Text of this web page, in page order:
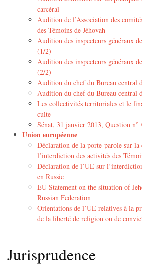
carcéral
Audition de l’Association des
des Témoins de Jéhovah
Audition des inspecteurs généraux
(1/2)
Audition des inspecteurs généraux
(2/2)
Audition du chef du Bureau central
Audition du chef du Bureau central
Les collectivités territoriales et le
culte
Sénat, 31 janvier 2013, Question n°
Union européenne
Déclaration de la porte-parole sur
l’interdiction des activités des
Déclaration de l’UE sur
en Russie
EU Statement on the situation of
Russian Federation
Orientations de l’UE relatives à la
de la liberté de religion ou de
Jurisprudence